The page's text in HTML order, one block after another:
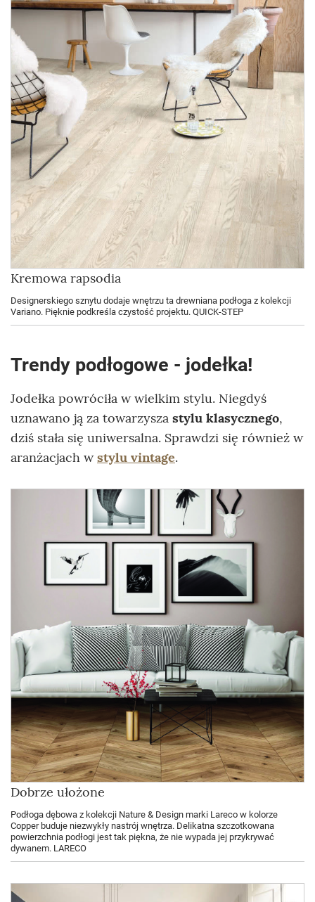
Kremowa rapsodia
Designerskiego sznytu dodaje wnętrzu ta drewniana podłoga z kolekcji
Variano. Pięknie podkreśla czystość projektu. QUICK-STEP
Trendy podłogowe - jodełka!
Jodełka powróciła w wielkim stylu. Niegdyś
uznawano ją za towarzysza stylu klasycznego,
dziś stała się uniwersalna. Sprawdzi się również w
aranżacjach wstylu vintage.
Dobrze ułożone
Podłoga dębowa z kolekcji Nature & Design marki Lareco w kolorze
Copper buduje niezwykły nastrój wnętrza. Delikatna szczotkowana
powierzchnia podłogi jest tak piękna, że nie wypada jej przykrywać
dywanem. LARECO